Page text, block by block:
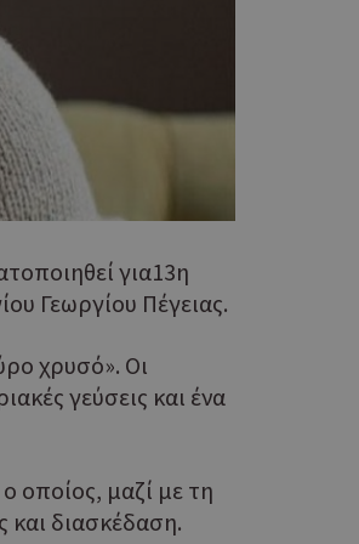
για13η
Γεωργίου Πέγειας.
χρυσό». Οι
γεύσεις και ένα
οποίος, μαζί με τη
διασκέδαση.